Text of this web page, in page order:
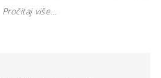
srž ovog projekta, dok
kazališta čine njegovu vanjsku
Pročitaj više...